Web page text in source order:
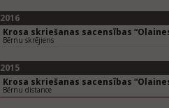
2016
Krosa skriešanas sacensības
Bērnu skrējiens
2015
Krosa skriešanas sacensības
Bērnu distance